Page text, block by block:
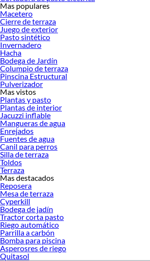
Encuentra todo lo necesario para tus proyectos de
¡Visítanos y haz tus ideas realidad!
Mas populares
Macetero
Cierre de terraza
Juego de exterior
Pasto sintético
Invernadero
Hacha
Bodega de Jardín
Columpio de terraza
Pinscina Estructural
Pulverizador
Mas vistos
Plantas y pasto
Plantas de interior
Jacuzzi inflable
Mangueras de agua
Enrejados
Fuentes de agua
Canil para perros
Silla de terraza
Toldos
Terraza
Mas destacados
Reposera
Mesa de terraza
Cyperkill
Bodega de jadín
Tractor corta pasto
Riego automático
Parrilla a carbón
Bomba para piscina
Asperosres de riego
Quitasol